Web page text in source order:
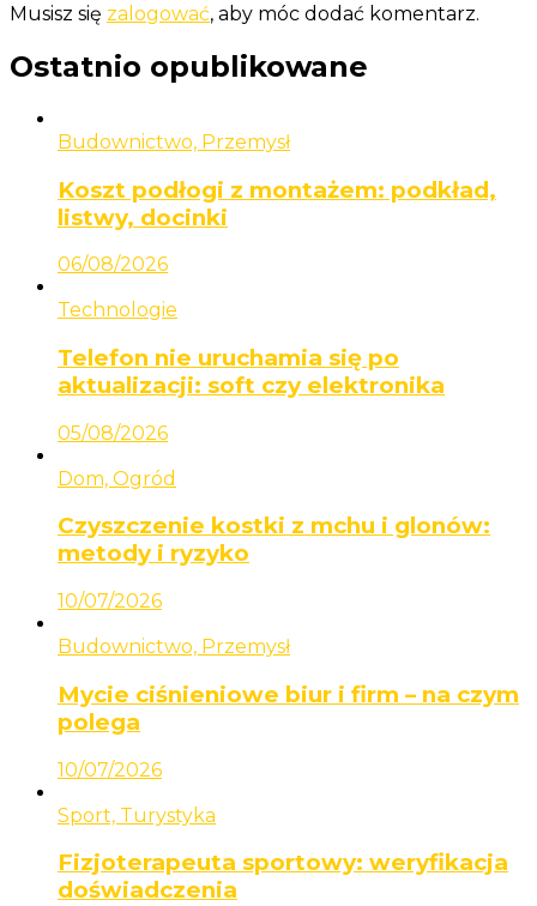
Musisz się zalogować, aby móc dodać komentarz.
Ostatnio opublikowane
Budownictwo, Przemysł
Koszt podłogi z montażem: podkład,
listwy, docinki
06/08/2026
Technologie
Telefon nie uruchamia się po
aktualizacji: soft czy elektronika
05/08/2026
Dom, Ogród
Czyszczenie kostki z mchu i glonów:
metody i ryzyko
10/07/2026
Budownictwo, Przemysł
Mycie ciśnieniowe biur i firm – na czym
polega
10/07/2026
Sport, Turystyka
Fizjoterapeuta sportowy: weryfikacja
doświadczenia